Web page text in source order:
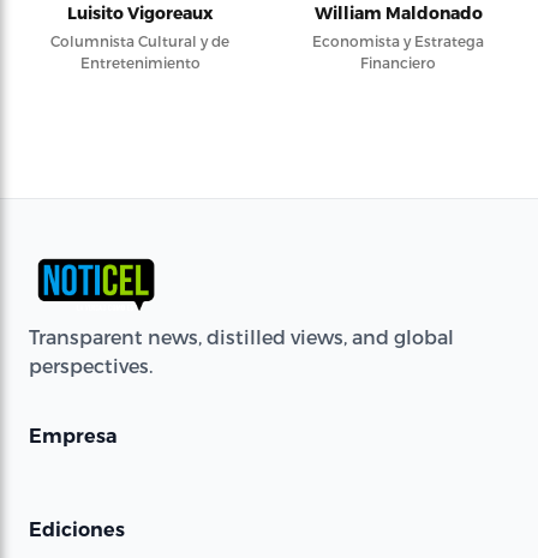
Luisito Vigoreaux
Columnista Cultural y de
Entretenimiento
William Maldonado
Economista y Estratega
Financiero
Transparent news, distilled views, and global
perspectives.
Empresa
Ediciones